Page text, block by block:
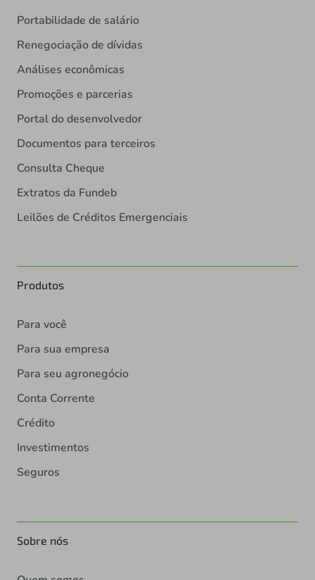
Portabilidade de salário
Renegociação de dívidas
Análises econômicas
Promoções e parcerias
Portal do desenvolvedor
Documentos para terceiros
Consulta Cheque
Extratos da Fundeb
Leilões de Créditos Emergenciais
Produtos
Para você
Para sua empresa
Para seu agronegócio
Conta Corrente
Crédito
Investimentos
Seguros
Sobre nós